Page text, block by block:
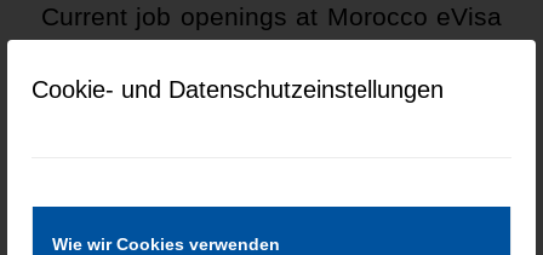
Cookie- und Datenschutzeinstellungen
Wie wir Cookies verwenden
Current job openings at Morocco eVisa